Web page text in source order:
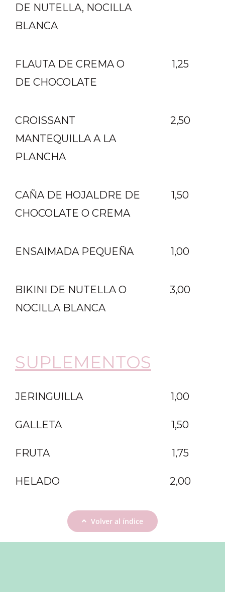
DE NUTELLA, NOCILLA
BLANCA
FLAUTA DE CREMA O
DE CHOCOLATE
1,25
CROISSANT
MANTEQUILLA A LA
PLANCHA
2,50
CAÑA DE HOJALDRE DE
CHOCOLATE O CREMA
1,50
ENSAIMADA PEQUEÑA 1,00
BIKINI DE NUTELLA O
NOCILLA BLANCA
3,00
SUPLEMENTOS
JERINGUILLA
GALLETA
FRUTA
HELADO
1,00
1,50
1,75
2,00
Volver al índice